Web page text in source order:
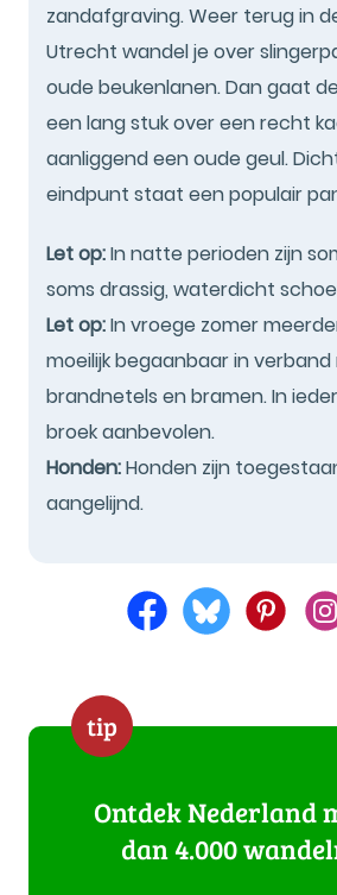
zandafgraving. Weer terug in
Utrecht wandel je over
oude beukenlanen. Dan gaat
een lang stuk over een recht
aanliggend een oude geul.
eindpunt staat een populair
Let op:In natte perioden zijn
soms drassig, waterdicht
Let op:In vroege zomer
moeilijk begaanbaar in
brandnetels en bramen. In
broek aanbevolen.
Honden:Honden zijn
aangelijnd.
tip
Ontdek Nederland
dan 4.000